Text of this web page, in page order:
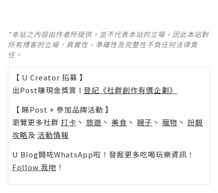
*本站之內容由作者所提供，並不代表本站的立場。因此本站對
所有博客的立場、真實性、準確性及完整性不負任何法律責
任。
【 U Creator 招募 】
出Post賺現金獎賞 l 登記《社群創作有價企劃》
【 睇Post + 參加品牌活動 】
瀏覽更多社群 打卡 丶 旅遊 丶 美食 丶 親子 丶 寵物 丶 扮靚
攻略及 活動情報
U Blog開咗WhatsApp啦！發掘更多吃喝玩樂資訊！
Follow 我哋 ！